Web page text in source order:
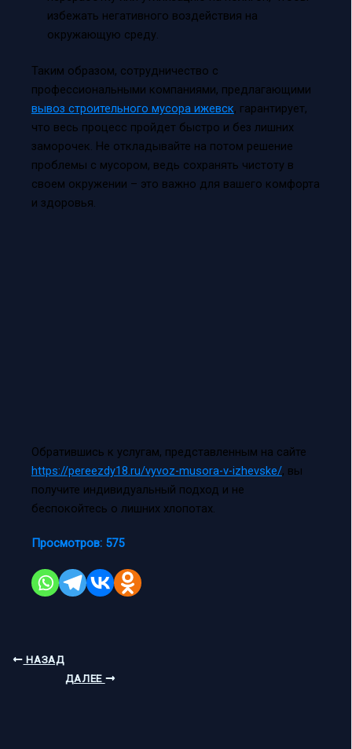
избежать негативного воздействия на
окружающую среду.
Таким образом, сотрудничество с
профессиональными компаниями, предлагающими
вывоз строительного мусора ижевск, гарантирует,
что весь процесс пройдет быстро и без лишних
заморочек. Не откладывайте на потом решение
проблемы с мусором, ведь сохранять чистоту в
своем окружении – это важно для вашего комфорта
и здоровья.
Обратившись к услугам, представленным на сайте
https://pereezdy18.ru/vyvoz-musora-v-izhevske/, вы
получите индивидуальный подход и не
беспокойтесь о лишних хлопотах.
Просмотров: 575
НАЗАД
ДАЛЕЕ